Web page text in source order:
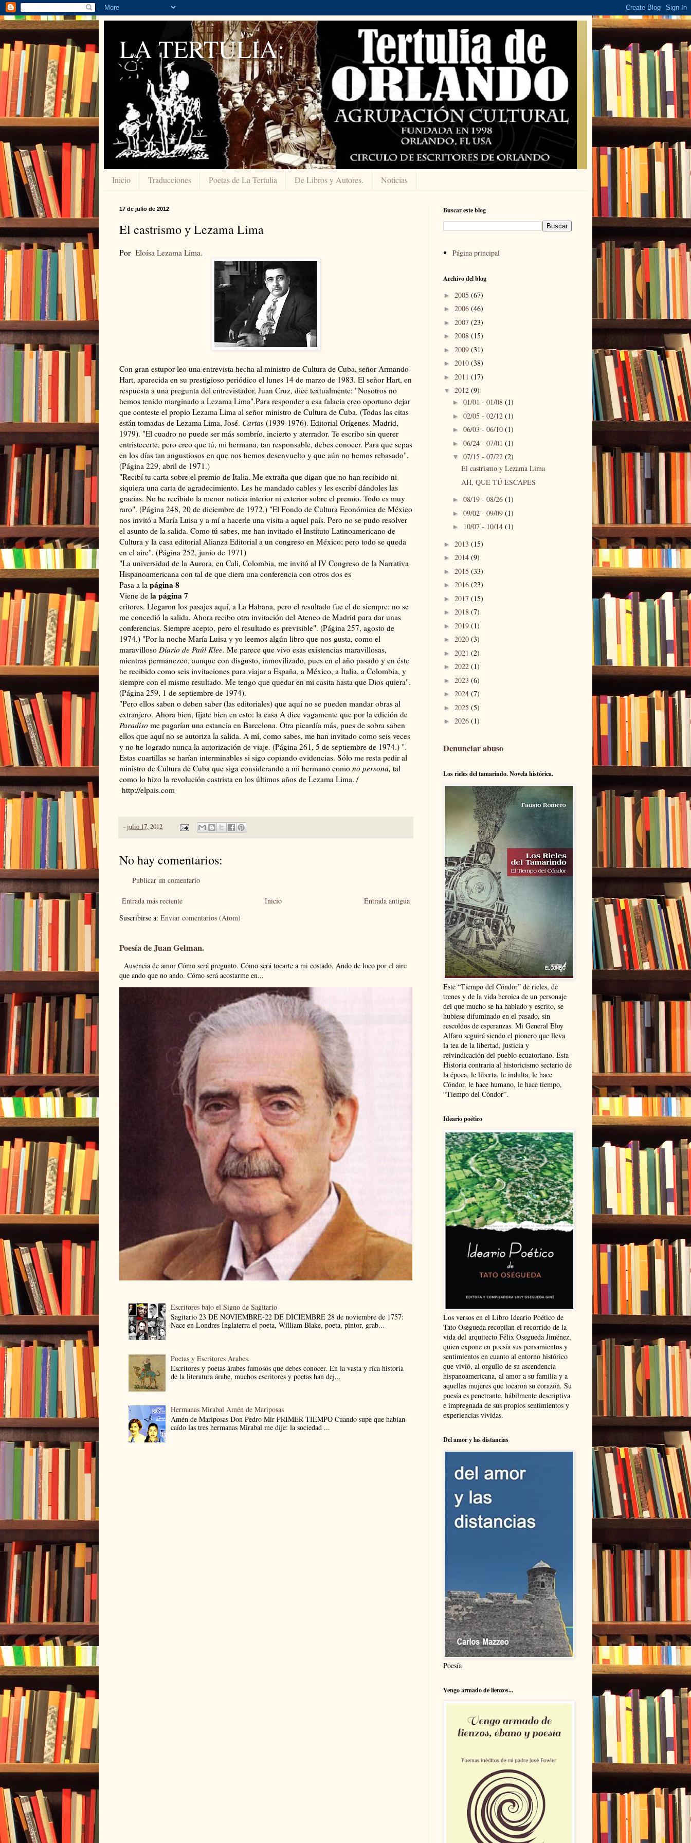
LA TERTULIA:
Inicio Traducciones Poetas de La Tertulia De Libros y Autores. Noticias
17 de julio de 2012
El castrismo y Lezama Lima
Por Eloísa Lezama Lima.
Con gran estupor leo una entrevista hecha al ministro de Cultura de Cuba, señor Armando
Hart, aparecida en su prestigioso periódico el lunes 14 de marzo de 1983. El señor Hart, en
respuesta a una pregunta del entrevistador, Juan Cruz, dice textualmente: "Nosotros no
hemos tenido marginado a Lezama Lima".Para responder a esa falacia creo oportuno dejar
que conteste el propio Lezama Lima al señor ministro de Cultura de Cuba. (Todas las citas
están tomadas de Lezama Lima, José. Cartas (1939-1976). Editorial Orígenes. Madrid,
1979). "El cuadro no puede ser más sombrío, incierto y aterrador. Te escribo sin querer
entristecerte, pero creo que tú, mi hermana, tan responsable, debes conocer. Para que sepas
en los días tan angustiosos en que nos hemos desenvuelto y que aún no hemos rebasado".
(Página 229, abril de 1971.)
"Recibí tu carta sobre el premio de Italia. Me extraña que digan que no han recibido ni
siquiera una carta de agradecimiento. Les he mandado cables y les escribí dándoles las
gracias. No he recibido la menor noticia interior ni exterior sobre el premio. Todo es muy
raro". (Página 248, 20 de diciembre de 1972.) "El Fondo de Cultura Económica de México
nos invitó a María Luisa y a mí a hacerle una visita a aquel país. Pero no se pudo resolver
el asunto de la salida. Como tú sabes, me han invitado el Instituto Latinoamericano de
Cultura y la casa editorial Alianza Editorial a un congreso en México; pero todo se queda
en el aire". (Página 252, junio de 1971)
"La universidad de la Aurora, en Cali, Colombia, me invitó al IV Congreso de la Narrativa
Hispanoamericana con tal de que diera una conferencia con otros dos es
Pasa a la página 8
Viene de la página 7
critores. Llegaron los pasajes aquí, a La Habana, pero el resultado fue el de siempre: no se
me concedió la salida. Ahora recibo otra invitación del Ateneo de Madrid para dar unas
conferencias. Siempre acepto, pero el resultado es previsible". (Página 257, agosto de
1974.) "Por la noche María Luisa y yo leemos algún libro que nos gusta, como el
maravilloso Diario de Paúl Klee. Me parece que vivo esas existencias maravillosas,
mientras permanezco, aunque con disgusto, inmovilizado, pues en el año pasado y en éste
he recibido como seis invitaciones para viajar a España, a México, a Italia, a Colombia, y
siempre con el mismo resultado. Me tengo que quedar en mi casita hasta que Dios quiera".
(Página 259, 1 de septiembre de 1974).
"Pero ellos saben o deben saber (las editoriales) que aquí no se pueden mandar obras al
extranjero. Ahora bien, fíjate bien en esto: la casa A dice vagamente que por la edición de
Paradiso me pagarían una estancia en Barcelona. Otra picardía más, pues de sobra saben
ellos que aquí no se autoriza la salida. A mí, como sabes, me han invitado como seis veces
y no he logrado nunca la autorización de viaje. (Página 261, 5 de septiembre de 1974.) ".
Estas cuartillas se harían interminables si sigo copiando evidencias. Sólo me resta pedir al
ministro de Cultura de Cuba que siga considerando a mi hermano como no persona, tal
como lo hizo la revolución castrista en los últimos años de Lezama Lima. /
http://elpais.com
-julio 17, 2012
No hay comentarios:
Publicar un comentario
Entrada más reciente Entrada antigua
Inicio
Suscribirse a: Enviar comentarios (Atom)
Poesía de Juan Gelman.
Ausencia de amor Cómo será pregunto. Cómo será tocarte a mi costado. Ando de loco por el aire
que ando que no ando. Cómo será acostarme en...
Escritores bajo el Signo de Sagitario
Sagitario 23 DE NOVIEMBRE-22 DE DICIEMBRE 28 de noviembre de 1757:
Nace en Londres Inglaterra el poeta, William Blake, poeta, pintor, grab...
Poetas y Escritores Arabes.
Escritores y poetas árabes famosos que debes conocer. En la vasta y rica historia
de la literatura árabe, muchos escritores y poetas han dej...
Hermanas Mirabal Amén de Mariposas
Amén de Mariposas Don Pedro Mir PRIMER TIEMPO Cuando supe que habían
caído las tres hermanas Mirabal me dije: la sociedad ...
Buscar este blog
Página principal
Archivo del blog
► 2005 (67)
► 2006 (46)
► 2007 (23)
► 2008 (15)
► 2009 (31)
► 2010 (38)
► 2011 (17)
▼ 2012 (9)
► 01/01 - 01/08 (1)
► 02/05 - 02/12 (1)
► 06/03 - 06/10 (1)
► 06/24 - 07/01 (1)
▼ 07/15 - 07/22 (2)
El castrismo y Lezama Lima
AH, QUE TÚ ESCAPES
► 08/19 - 08/26 (1)
► 09/02 - 09/09 (1)
► 10/07 - 10/14 (1)
► 2013 (15)
► 2014 (9)
► 2015 (33)
► 2016 (23)
► 2017 (15)
► 2018 (7)
► 2019 (1)
► 2020 (3)
► 2021 (2)
► 2022 (1)
► 2023 (6)
► 2024 (7)
► 2025 (5)
► 2026 (1)
Denunciar abuso
Los rieles del tamarindo. Novela histórica.
Este “Tiempo del Cóndor” de rieles, de
trenes y de la vida heroica de un personaje
del que mucho se ha hablado y escrito, se
hubiese difuminado en el pasado, sin
rescoldos de esperanzas. Mi General Eloy
Alfaro seguirá siendo el pionero que lleva
la tea de la libertad, justicia y
reivindicación del pueblo ecuatoriano. Esta
Historia contraria al historicismo sectario de
la época, le liberta, le indulta, le hace
Cóndor, le hace humano, le hace tiempo,
“Tiempo del Cóndor”.
Ideario poético
Los versos en el Libro Ideario Poético de
Tato Osegueda recopilan el recorrido de la
vida del arquitecto Félix Osegueda Jiménez,
quien expone en poesía sus pensamientos y
sentimientos en cuanto al entorno histórico
que vivió, al orgullo de su ascendencia
hispanoamericana, al amor a su familia y a
aquellas mujeres que tocaron su corazón. Su
poesía es penetrante, hábilmente descriptiva
e impregnada de sus propios sentimientos y
experiencias vividas.
Del amor y las distancias
Poesía
Vengo armado de lienzos...